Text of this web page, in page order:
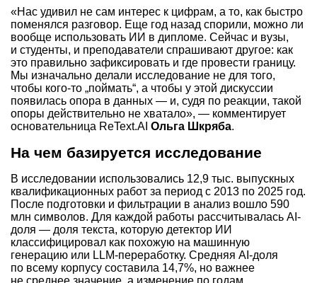
«Нас удивил не сам интерес к цифрам, а то, как быстро
поменялся разговор. Еще год назад спорили, можно ли
вообще использовать ИИ в дипломе. Сейчас и вузы,
и студенты, и преподаватели спрашивают другое: как
это правильно зафиксировать и где провести границу.
Мы изначально делали исследование не для того,
чтобы кого-то „поймать“, а чтобы у этой дискуссии
появилась опора в данных — и, судя по реакции, такой
опоры действительно не хватало», — комментирует
основательница ReText.AI Ольга Шкряба.
На чем базируется исследование
В исследовании использовались 12,9 тыс. выпускных
квалификационных работ за период с 2013 по 2025 год.
После подготовки и фильтрации в анализ вошло 590
млн символов. Для каждой работы рассчитывалась AI-
доля — доля текста, которую детектор ИИ
классифицировал как похожую на машинную
генерацию или LLM-переработку. Средняя AI-доля
по всему корпусу составила 14,7%, но важнее
не среднее значение, а изменение по годам.